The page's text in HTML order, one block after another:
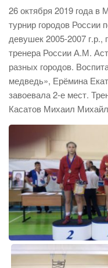
26 октября 2019 года
турнир городов
девушек 2005-2007
тренера России А.М.
разных городов.
медведь», Ерёмина
завоевала 2-е мест.
Касатов Михаил